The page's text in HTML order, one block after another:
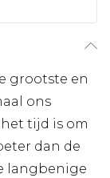
grootste en
ons
tijd is om
dan de
langbenige